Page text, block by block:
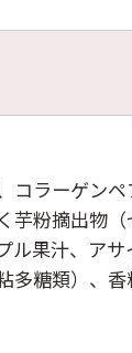
コラーゲン
芋粉摘出物
ル果汁、ア
多糖類）、